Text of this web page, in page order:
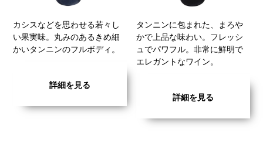
カシスなどを思わせる若々し
い果実味。丸みのあるきめ細
かいタンニンのフルボディ。
詳細を見る
タンニンに包まれた、まろや
かで上品な味わい。フレッシ
ュでパワフル。非常に鮮明で
エレガントなワイン。
詳細を見る